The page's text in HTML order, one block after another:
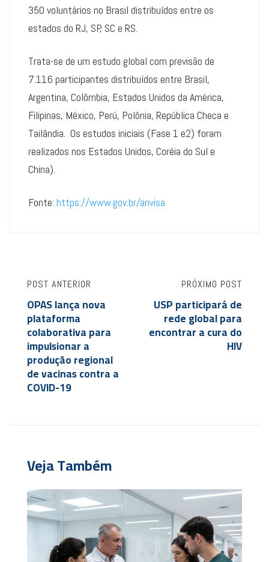
350 voluntários no Brasil distribuídos entre os
estados do RJ, SP, SC e RS.
Trata-se de um estudo global com previsão de
7.116 participantes distribuídos entre Brasil,
Argentina, Colômbia, Estados Unidos da América,
Filipinas, México, Perú, Polônia, República Checa e
Tailândia. Os estudos iniciais (Fase 1 e2) foram
realizados nos Estados Unidos, Coréia do Sul e
China).
Fonte: https://www.gov.br/anvisa
POST ANTERIOR
OPAS lança nova
plataforma
colaborativa para
impulsionar a
produção regional
de vacinas contra a
COVID-19
PRÓXIMO POST
USP participará de
rede global para
encontrar a cura do
HIV
Veja Também